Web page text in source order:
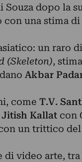
dopo la
una stima di
un raro
(Skeleton),
Akbar
come T.V.
Jitish Kallatcon
un trittico
di video arte,